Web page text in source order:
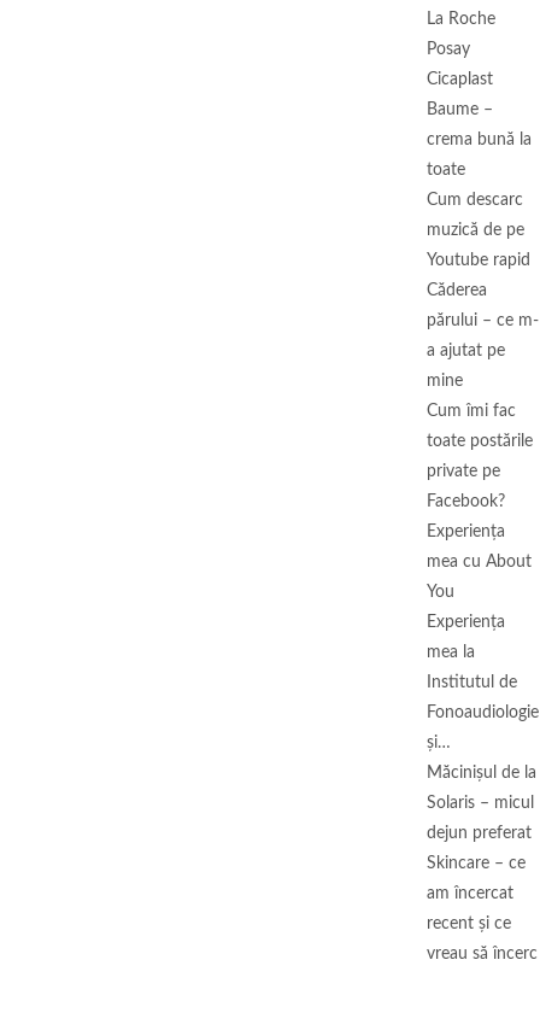
La Roche
Posay
Cicaplast
Baume –
crema bună la
toate
Cum descarc
muzică de pe
Youtube rapid
Căderea
părului – ce m-
a ajutat pe
mine
Cum îmi fac
toate postările
private pe
Facebook?
Experiența
mea cu About
You
Experiența
mea la
Institutul de
Fonoaudiologie
și…
Măcinişul de la
Solaris – micul
dejun preferat
Skincare – ce
am încercat
recent și ce
vreau să încerc